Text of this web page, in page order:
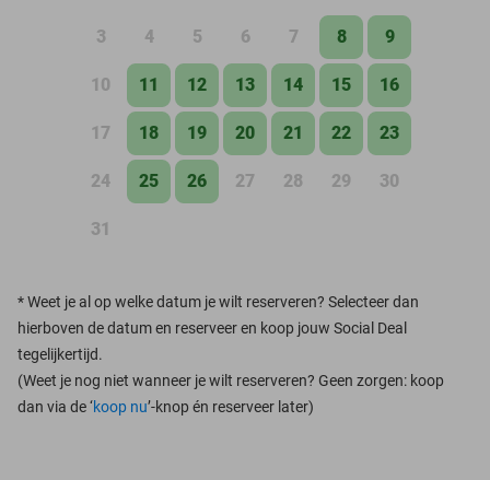
3 4 5 6 7 8 9
10 11 12 13 14 15 16
17 18 19 20 21 22 23
24 25 26 27 28 29 30
31
*Weet je al op welke datum je wilt reserveren? Selecteer dan
hierboven de datum en reserveer en koop jouw Social Deal
tegelijkertijd.
(Weet je nog niet wanneer je wilt reserveren? Geen zorgen: koop
dan via de ‘koop nu’-knop én reserveer later)